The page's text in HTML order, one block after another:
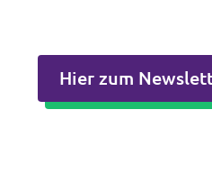
Hier zum